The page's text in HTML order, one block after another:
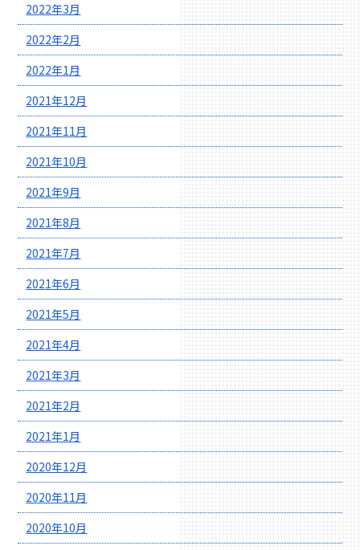
2022年3月
2022年2月
2022年1月
2021年12月
2021年11月
2021年10月
2021年9月
2021年8月
2021年7月
2021年6月
2021年5月
2021年4月
2021年3月
2021年2月
2021年1月
2020年12月
2020年11月
2020年10月